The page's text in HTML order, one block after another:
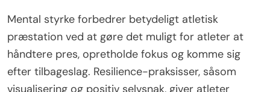
Mental styrke forbedrer betydeligt atletisk
præstation ved at gøre det muligt for atleter at
håndtere pres, opretholde fokus og komme sig
efter tilbageslag. Resilience-praksisser, såsom
visualisering og positiv selvsnak, giver atleter